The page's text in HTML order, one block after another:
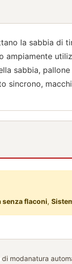
la sabbia di
sabbia,
sincrono,
senza flaconi,
di modanatura